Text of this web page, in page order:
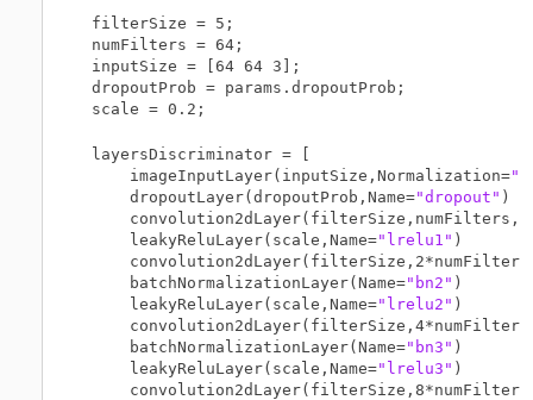
filterSize = 5;
numFilters = 64;
inputSize = [64 64 3];
dropoutProb = params.dropoutProb;
layersDiscriminator = [
    imageInputLayer(inputSize,Normalization=
    dropoutLayer(dropoutProb,Name=
"dropout" )
    leakyReluLayer(scale,Name=
"lrelu1" )
    batchNormalizationLayer(Name=
"bn2" )
    leakyReluLayer(scale,Name=
"lrelu2" )
    batchNormalizationLayer(Name=
"bn3" )
    leakyReluLayer(scale,Name=
"lrelu3" )